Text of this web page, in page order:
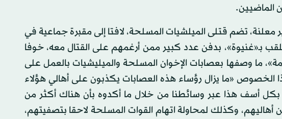
الماضيين.
تضم قتلى الميلشيات المسلحة، لافتا إلى مقبرة جماعية في
بـ«غنيوة»، بدفن عدد كبير ممن أرغمهم على القتال معه، خوفا
ما وصفها بعصابات الإخوان المسلحة والميليشيات بالعمل على
الخصوص «ما يزال رؤساء هذه العصابات يكذبون على أهالي هؤلاء
بكل أسف هذا عبر وسائطنا من خلال ما أكدوه بأن هناك أكثر من
وكذلك لمحاولة اتهام القوات المسلحة لاحقا بتصفيتهم،